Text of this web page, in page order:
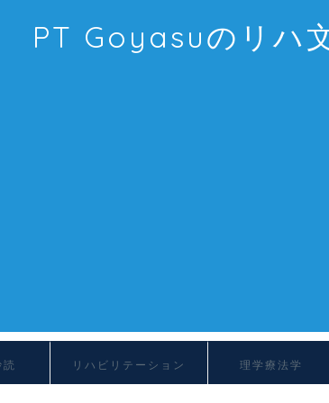
PT Goyasuのリハ
読 リハビリテーション 理学療法学